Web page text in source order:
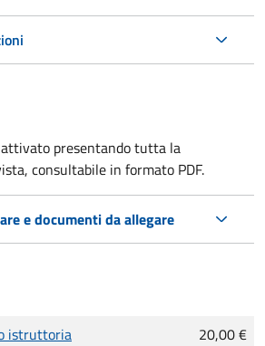
presentando tutta la
consultabile in formato PDF.
e documenti da allegare
istruttoria 20,00 €